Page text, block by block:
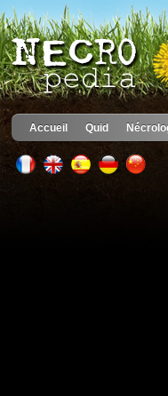
Accueil Quid